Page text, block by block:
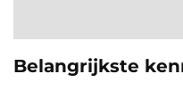
Belangrijkste